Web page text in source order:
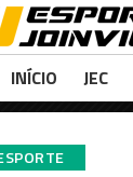
INÍCIO JEC